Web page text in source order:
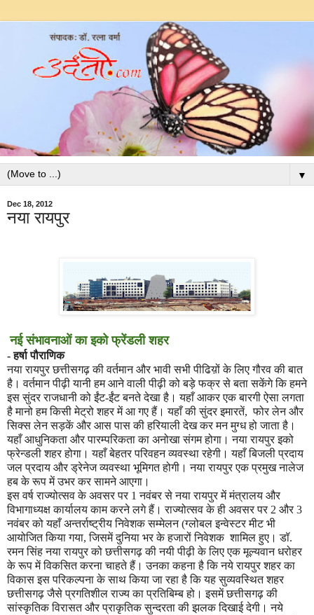
▼
Dec 18, 2012
नया रायपुर
नई संभावनाओं का इको फ्रेंडली शहर
-हर्षा पौराणिक
नया रायपुर छत्तीसगढ़ की वर्तमान और भावी सभी पीढिय़ों के लिए गौरव की बात
है। वर्तमान पीढ़ी यानी हम आने वाली पीढ़ी को बड़े फक्र से बता सकेंगे कि हमने
इस सुंदर राजधानी को ईंट-ईंट बनते देखा है। यहाँ आकर एक बारगी ऐसा लगता
है मानो हम किसी मेट्रो शहर में आ गए हैं। यहाँ की सुंदर इमारतें, फोर लेन और
सिक्स लेन सड़कें और आस पास की हरियाली देख कर मन मुग्ध हो जाता है।
यहाँ आधुनिकता और पारम्परिकता का अनोखा संगम होगा। नया रायपुर इको
फ्रेन्डली शहर होगा। यहाँ बेहतर परिवहन व्यवस्था रहेगी। यहाँ बिजली प्रदाय
जल प्रदाय और ड्रेनेज व्यवस्था भूमिगत होगी। नया रायपुर एक प्रमुख नालेज
हब के रूप में उभर कर सामने आएगा।
इस वर्ष राज्योत्सव के अवसर पर 1 नवंबर से नया रायपुर में मंत्रालय और
विभागाध्यक्ष कार्यालय काम करने लगे हैं। राज्योत्सव के ही अवसर पर 2 और 3
नवंबर को यहाँ अन्तर्राष्ट्रीय निवेशक सम्मेलन (ग्लोबल इन्वेस्टर मीट भी
आयोजित किया गया,जिसमें दुनिया भर के हजारों निवेशक शामिल हुए। डॉ.
रमन सिंह नया रायपुर को छत्तीसगढ़ की नयी पीढ़ी के लिए एक मूल्यवान धरोहर
के रूप में विकसित करना चाहते हैं। उनका कहना है कि नये रायपुर शहर का
विकास इस परिकल्पना के साथ किया जा रहा है कि यह सुव्यवस्थित शहर
छत्तीसगढ़ जैसे प्रगतिशील राज्य का प्रतिबिम्ब हो। इसमें छत्तीसगढ़ की
सांस्कृतिक विरासत और प्राकृतिक सुन्दरता की झलक दिखाई देगी। नये